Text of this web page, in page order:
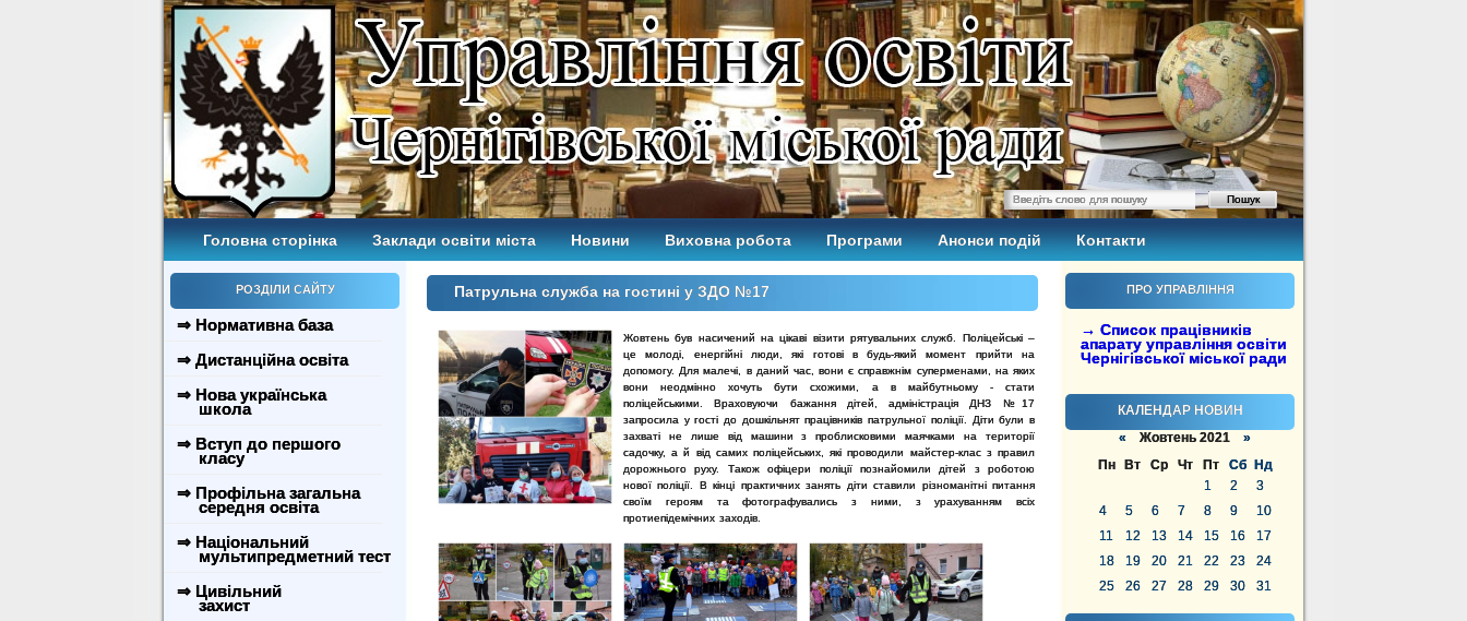
Головна сторінка Заклади освіти міста Новини Виховна робота Програми Анонси подій Контакти
РОЗДІЛИ САЙТУ
⇒ Нормативна база
⇒ Дистанційна освіта
⇒ Нова українська
школа
⇒ Вступ до першого
класу
⇒ Профільна загальна
середня освіта
⇒ Національний
мультипредметний тест
⇒ Цивільний
захист
ПРО УПРАВЛІННЯ
→ Список працівників
апарату управління освіти
Чернігівської міської ради
КАЛЕНДАР НОВИН
« Жовтень 2021 »
Пн
Вт Ср Чт Пт Сб
Нд
1
2
3
4
5 6 7 8 9
10
11
12 13 14 15 16
17
18
19 20 21 22 23
24
25
26 27 28 29 30 31
Патрульна служба на гостині у ЗДО №17
Жовтень був насичений на цікаві візити рятувальних служб. Поліцейські –
це молоді, енергійні люди, які готові в будь-який момент прийти на
допомогу. Для малечі, в даний час, вони є справжнім суперменами, на яких
вони неодмінно хочуть бути схожими, а в майбутньому - стати
поліцейськими. Враховуючи бажання дітей, адміністрація ДНЗ №17
запросила у гості до дошкільнят працівників патрульної поліції. Діти були в
захваті не лише від машини з проблисковими маячками на території
садочку, а й від самих поліцейських, які проводили майстер-клас з правил
дорожнього руху. Також офіцери поліції познайомили дітей з роботою
нової поліції. В кінці практичних занять діти ставили різноманітні питання
своїм героям та фотографувались з ними, з урахуванням всіх
протиепідемічних заходів.